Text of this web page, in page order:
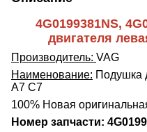
4G0199381NS,
двигателя
Производитель: VAG
Наименование: Подушка
A7 C7
100% Новая
Номер запчасти: